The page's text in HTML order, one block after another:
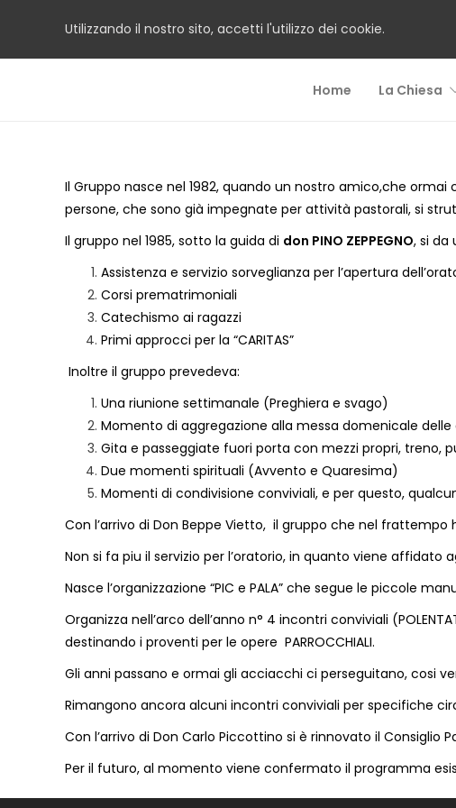
Utilizzando il nostro sito, accetti l'utilizzo dei cookie.
Home La Chiesa
Il Gruppo nasce nel 1982, quando un nostro amico,che
persone, che sono già impegnate per attività pastorali, si
Il gruppo nel 1985, sotto la guida di don PINO ZEPPEGNO, si da
Assistenza e servizio sorveglianza per l’apertura
Corsi prematrimoniali
Catechismo ai ragazzi
Primi approcci per la “CARITAS”
Inoltre il gruppo prevedeva:
Una riunione settimanale (Preghiera e svago)
Momento di aggregazione alla messa domenicale delle
Gita e passeggiate fuori porta con mezzi propri, treno,
Due momenti spirituali (Avvento e Quaresima)
Momenti di condivisione conviviali, e per questo,
Con l’arrivo di Don Beppe Vietto, il gruppo che nel
Non si fa piu il servizio per l’oratorio, in quanto viene affidato
Nasce l’organizzazione “PIC e PALA” che segue le piccole
Organizza nell’arco dell’anno n° 4 incontri conviviali
destinando i proventi per le opere PARROCCHIALI.
Gli anni passano e ormai gli acciacchi ci perseguitano, cosi
Rimangono ancora alcuni incontri conviviali per specifiche
Con l’arrivo di Don Carlo Piccottino si è rinnovato il
Per il futuro, al momento viene confermato il programma